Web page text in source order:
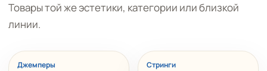
Товары той же эстетики, категории или близкой
линии.
Джемперы Стринги